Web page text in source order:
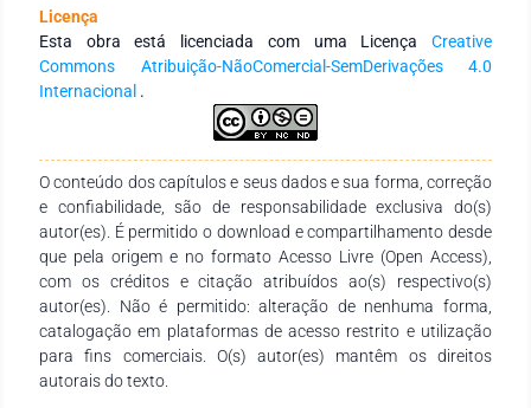
no eixo que envolve problematizações sobre organizações,
cultura e sociedade. A obra está dividida em duas partes. Na
primeira, intitulada Produções empíricas no Vale do Rio
Guaribas: Organizações, Cultura, Sociedade e Trabalho, estão
reunidos dez trabalhos que trazem investigações de campo
em algumas cidades do território piauiense do Vale do Rio
Guaribas, havendo primazia de pesquisas na cidade de Picos,
em função da localização do campus universitário. Na
segunda parte, Do Piauí ao Brasil: análise de múltiplos
cenários organizacionais brasileiros, reunimos oitos
trabalhos teórico-documentais que apresentam
investigações sobre aspectos organizacionais e culturais no
Brasil.
Licença
Esta obra está licenciada com uma Licença Creative
Commons Atribuição-NãoComercial-SemDerivações 4.0
Internacional .
O conteúdo dos capítulos e seus dados e sua forma, correção
e confiabilidade, são de responsabilidade exclusiva do(s)
autor(es). É permitido o download e compartilhamento desde
que pela origem e no formato Acesso Livre (Open Access),
com os créditos e citação atribuídos ao(s) respectivo(s)
autor(es). Não é permitido: alteração de nenhuma forma,
catalogação em plataformas de acesso restrito e utilização
para fins comerciais. O(s) autor(es) mantêm os direitos
autorais do texto.